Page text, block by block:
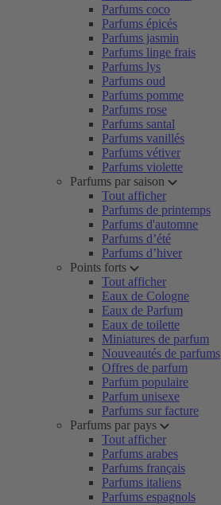
Parfums coco
Parfums épicés
Parfums jasmin
Parfums linge frais
Parfums lys
Parfums oud
Parfums pomme
Parfums rose
Parfums santal
Parfums vanillés
Parfums vétiver
Parfums violette
Parfums par saison
Tout afficher
Parfums de printemps
Parfums d'automne
Parfums d’été
Parfums d’hiver
Points forts
Tout afficher
Eaux de Cologne
Eaux de Parfum
Eaux de toilette
Miniatures de parfum
Nouveautés de parfums
Offres de parfum
Parfum populaire
Parfum unisexe
Parfums sur facture
Parfums par pays
Tout afficher
Parfums arabes
Parfums français
Parfums italiens
Parfums espagnols